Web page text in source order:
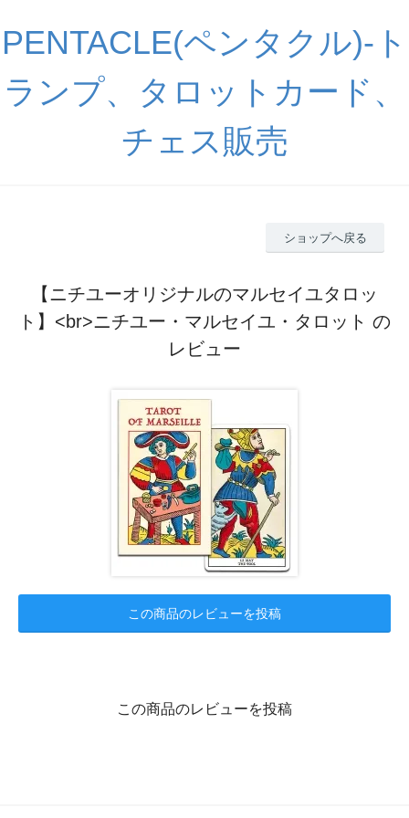
PENTACLE(ペンタクル)-ト
ランプ、タロットカード、
チェス販売
ショップへ戻る
【ニチユーオリジナルのマルセイユタロッ
ト】<br>ニチユー・マルセイユ・タロット の
レビュー
この商品のレビューを投稿
この商品のレビューを投稿